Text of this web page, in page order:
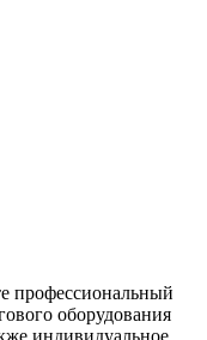
профессиональный
оборудования
индивидуальное